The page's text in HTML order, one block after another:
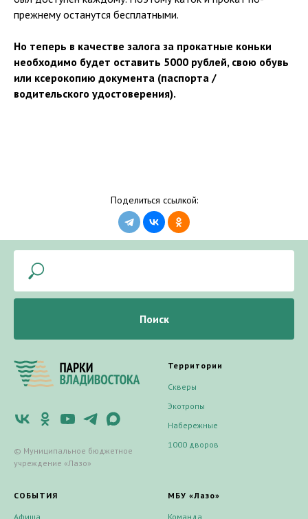
прежнему останутся бесплатными.
Но теперь в качестве залога за прокатные коньки
необходимо будет оставить 5000 рублей, свою обувь
или ксерокопию документа (паспорта /
водительского удостоверения).
Поделиться ссылкой:
Поиск
© Муниципальное бюджетное
учреждение «Лазо»
Территории
Скверы
Экотропы
Набережные
1000 дворов
СОБЫТИЯ
Афиша
МБУ «Лазо»
Команда